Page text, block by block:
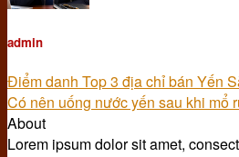
admin
Điểm danh Top 3 địa chỉ bán Yến
Có nên uống nước yến sau khi mổ
About
Lorem ipsum dolor sit amet,